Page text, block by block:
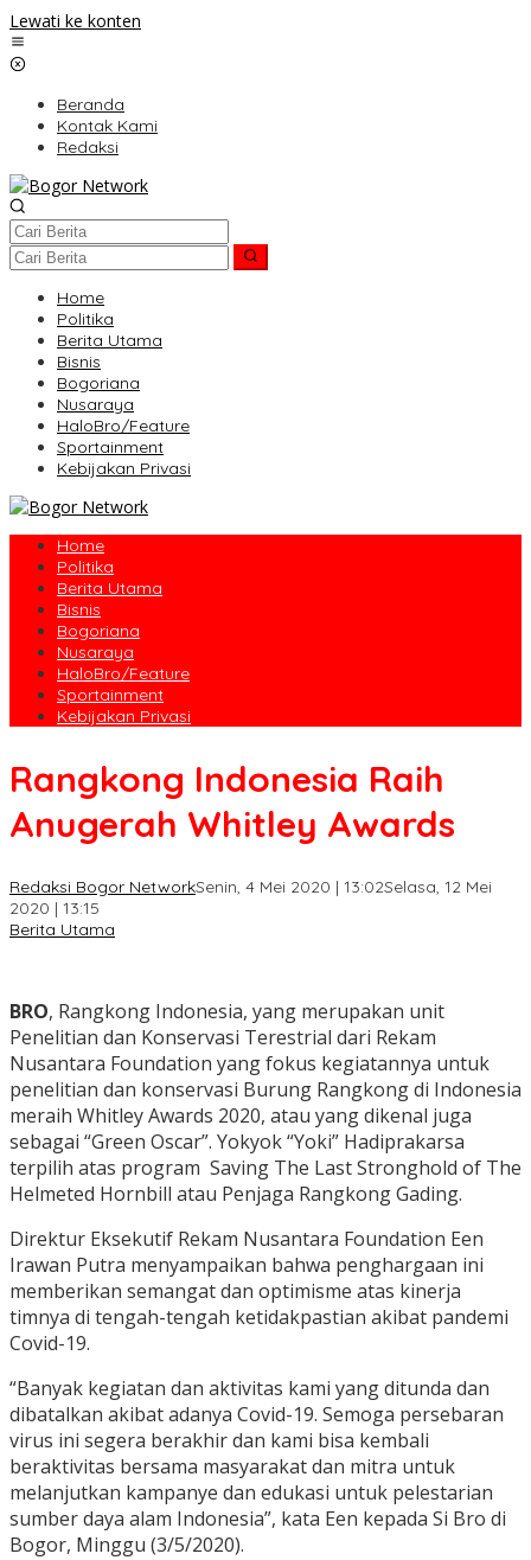
Lewati ke konten
Beranda
Kontak Kami
Redaksi
Home
Politika
Berita Utama
Bisnis
Bogoriana
Nusaraya
HaloBro/Feature
Sportainment
Kebijakan Privasi
Home
Politika
Berita Utama
Bisnis
Bogoriana
Nusaraya
HaloBro/Feature
Sportainment
Kebijakan Privasi
Rangkong Indonesia Raih
Anugerah Whitley Awards
Redaksi Bogor NetworkSenin, 4 Mei 2020 | 13:02Selasa, 12 Mei
2020 | 13:15
Berita Utama
BRO, Rangkong Indonesia, yang merupakan unit
Penelitian dan Konservasi Terestrial dari Rekam
Nusantara Foundation yang fokus kegiatannya untuk
penelitian dan konservasi Burung Rangkong di Indonesia
meraih Whitley Awards 2020, atau yang dikenal juga
sebagai “Green Oscar”. Yokyok “Yoki” Hadiprakarsa
terpilih atas program Saving The Last Stronghold of The
Helmeted Hornbill atau Penjaga Rangkong Gading.
Direktur Eksekutif Rekam Nusantara Foundation Een
Irawan Putra menyampaikan bahwa penghargaan ini
memberikan semangat dan optimisme atas kinerja
timnya di tengah-tengah ketidakpastian akibat pandemi
Covid-19.
“Banyak kegiatan dan aktivitas kami yang ditunda dan
dibatalkan akibat adanya Covid-19. Semoga persebaran
virus ini segera berakhir dan kami bisa kembali
beraktivitas bersama masyarakat dan mitra untuk
melanjutkan kampanye dan edukasi untuk pelestarian
sumber daya alam Indonesia”, kata Een kepada Si Bro di
Bogor, Minggu (3/5/2020).